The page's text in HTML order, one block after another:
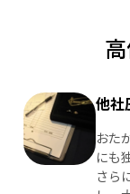
他社
おた
にも
さら